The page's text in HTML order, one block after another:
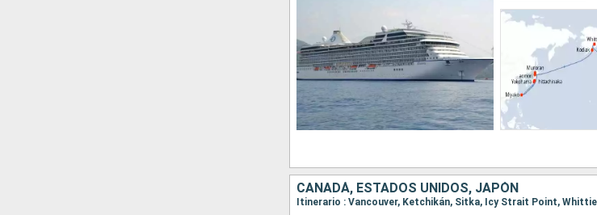
CANADÁ, ESTADOS UNIDOS, JAPÓN
Itinerario : Vancouver, Ketchikán, Sitka, Icy Strait Point,